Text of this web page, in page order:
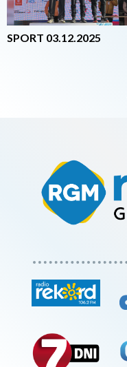
SPORT 03.12.2025